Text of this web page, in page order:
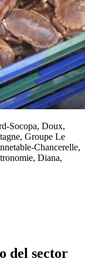
Socopa, Doux,
Groupe Le
Chancerelle,
Diana,
del sector